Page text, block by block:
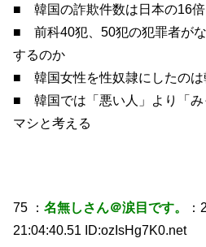
■ 韓国の詐欺件数は日本の16倍
■ 前科40犯、50犯の犯罪者が
するのか
■ 韓国女性を性奴隷にしたのは
■ 韓国では「悪い人」より「み
マシと考える
75 ：名無しさん＠涙目です。
21:04:40.51 ID:ozIsHg7K0.net